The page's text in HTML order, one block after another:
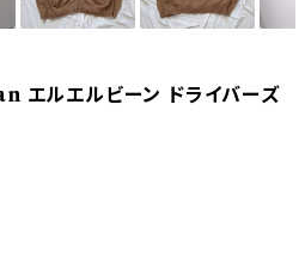
エルエルビーン ドライバーズ